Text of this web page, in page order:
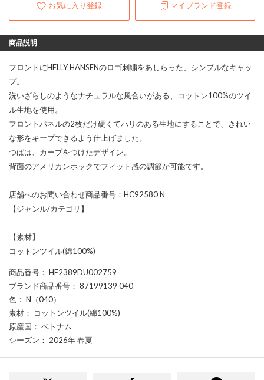
お気に入り登録 マイブランド登録
商品説明
フロントにHELLY HANSENのロゴ刺繍をあしらった、シンプルなキャッ
プ。
洗いざらしのようなナチュラルな風合いがある、コットン100%のツイ
ル生地を使用。
フロントパネルの2枚だけ硬くてハリのある生地にすることで、きれい
な形をキープできるよう仕上げました。
つばは、カーブをつけたデザイン。
背面のアメリカンホックでフィット感の調節が可能です。
店舗へのお問い合わせ商品番号：HC92580 N
【ジャンル/カテゴリ】
【素材】
コットンツイル(綿100%)
商品番号 ： HE2389DU002759
ブランド商品番号 ： 87199139 040
色 ： N（040）
素材 ： コットンツイル(綿100%)
原産国 ： ベトナム
シーズン ： 2026年 春夏